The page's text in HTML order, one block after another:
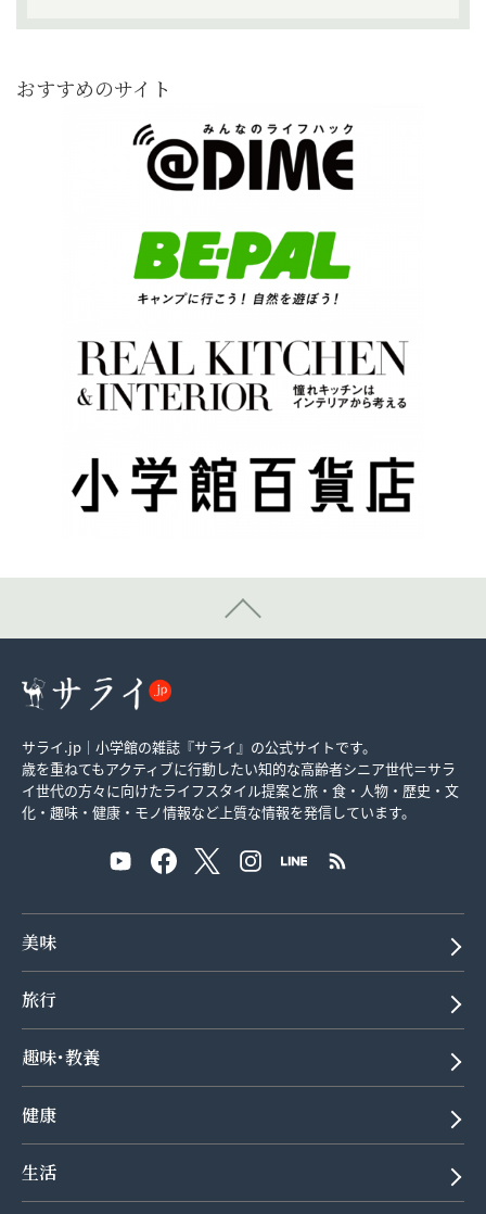
おすすめのサイト
サライ.jp｜小学館の雑誌『サライ』の公式サイトです。
歳を重ねてもアクティブに行動したい知的な高齢者シニア世代＝サラ
イ世代の方々に向けたライフスタイル提案と旅・食・人物・歴史・文
化・趣味・健康・モノ情報など上質な情報を発信しています。
美味
旅行
趣味･教養
健康
生活